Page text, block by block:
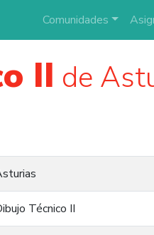
Comunidades
II de
Técnico II